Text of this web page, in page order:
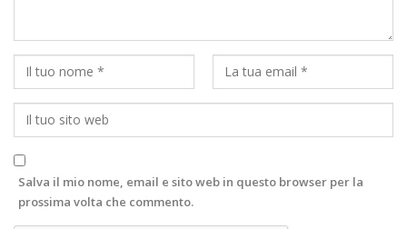
Salva il mio nome, email e sito web in questo browser per la
prossima volta che commento.